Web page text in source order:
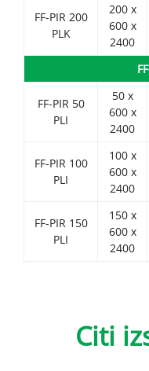
FF-PIR 200
PLK
200 x
600 x
2400
FF-PIR 50
PLI
50 x
600 x
2400
FF-PIR 100
PLI
100 x
600 x
2400
FF-PIR 150
PLI
150 x
600 x
2400
Citi